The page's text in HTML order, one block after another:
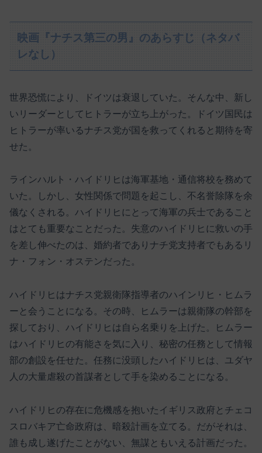
映画『ナチス第三の男』のあらすじ（ネタバ
レなし）
世界恐慌により、ドイツは衰退していた。そんな中、新し
いリーダーとしてヒトラーが立ち上がった。ドイツ国民は
ヒトラーが率いるナチス党が国を救ってくれると期待を寄
せた。
ラインハルト・ハイドリヒは海軍基地・通信将校を務めて
いた。しかし、女性関係で問題を起こし、不名誉除隊を余
儀なくされる。ハイドリヒにとって海軍の兵士であること
はとても重要なことだった。失意のハイドリヒに救いの手
を差し伸べたのは、婚約者でありナチ党支持者でもあるリ
ナ・フォン・オステンだった。
ハイドリヒはナチス党親衛隊指導者のハインリヒ・ヒムラ
ーと会うことになる。その時、ヒムラーは親衛隊の幹部を
探しており、ハイドリヒは自ら名乗りを上げた。ヒムラー
はハイドリヒの有能さを気に入り、秘密の任務として情報
部の創設を任せた。任務に没頭したハイドリヒは、ユダヤ
人の大量虐殺の首謀者として手を染めることになる。
ハイドリヒの存在に危機感を抱いたイギリス政府とチェコ
スロバキア亡命政府は、暗殺計画を立てる。だがそれは、
誰も成し遂げたことがない、無謀ともいえる計画だった。